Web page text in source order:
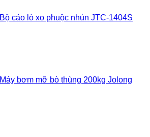
Bộ cảo lò xo phuộc nhún JTC-1404S
Máy bơm mỡ bò thùng 200kg Jolong